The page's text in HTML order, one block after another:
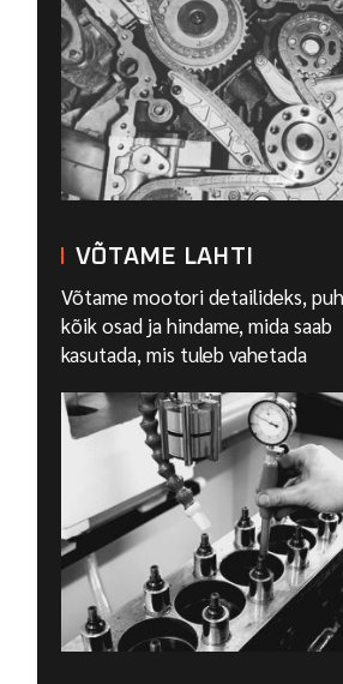
VÕTAME LAHTI
Võtame mootori detailideks,
kõik osad ja hindame, mida saab
kasutada, mis tuleb vahetada